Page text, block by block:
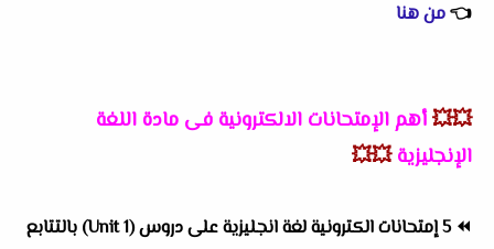
👈من هنا
💥💥أهمالإمتحانات الالكترونية فى مادة اللغة
الإنجليزية 💥💥
⏪
5 إمتحانات الكترونية لغة انجليزية على دروس (Unit 1) بالتتابع